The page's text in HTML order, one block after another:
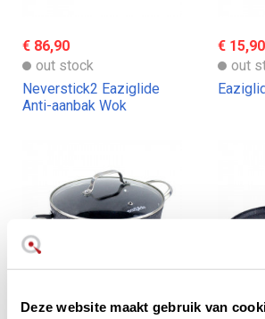
Deze website maakt gebruik van
€ 86,90
out stock
Neverstick2 Eaziglide
Anti-aanbak Wok
€ 15,90
out